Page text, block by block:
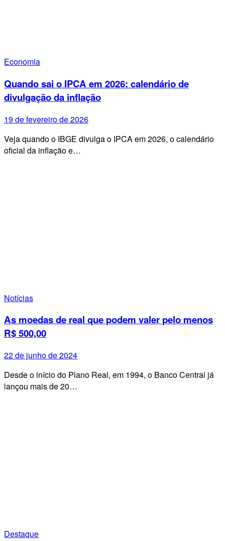
Economia
Quando sai o IPCA em 2026: calendário de
divulgação da inflação
19 de fevereiro de 2026
Veja quando o IBGE divulga o IPCA em 2026, o calendário
oficial da inflação e…
Notícias
As moedas de real que podem valer pelo menos
R$ 500,00
22 de junho de 2024
Desde o início do Plano Real, em 1994, o Banco Central já
lançou mais de 20…
Destaque